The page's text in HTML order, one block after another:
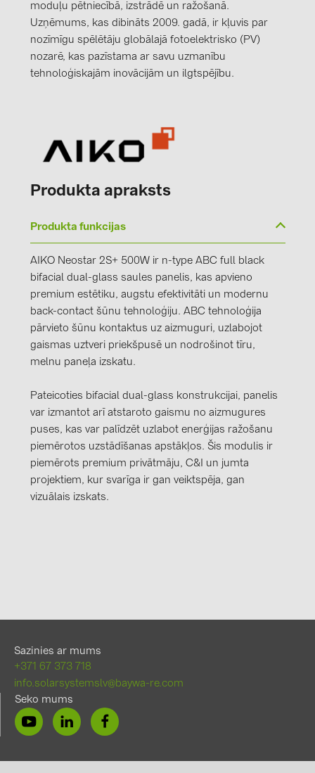
moduļu pētniecībā, izstrādē un ražošanā.
Uzņēmums, kas dibināts 2009. gadā, ir kļuvis par
nozīmīgu spēlētāju globālajā fotoelektrisko (PV)
nozarē, kas pazīstama ar savu uzmanību
tehnoloģiskajām inovācijām un ilgtspējību.
Produkta apraksts
Produkta funkcijas
AIKO Neostar 2S+ 500W ir n-type ABC full black
bifacial dual-glass saules panelis, kas apvieno
premium estētiku, augstu efektivitāti un modernu
back-contact šūnu tehnoloģiju. ABC tehnoloģija
pārvieto šūnu kontaktus uz aizmuguri, uzlabojot
gaismas uztveri priekšpusē un nodrošinot tīru,
melnu paneļa izskatu.
Pateicoties bifacial dual-glass konstrukcijai, panelis
var izmantot arī atstaroto gaismu no aizmugures
puses, kas var palīdzēt uzlabot enerģijas ražošanu
piemērotos uzstādīšanas apstākļos. Šis modulis ir
piemērots premium privātmāju, C&I un jumta
projektiem, kur svarīga ir gan veiktspēja, gan
vizuālais izskats.
Sazinies ar mums
+371 67 373 718
info.solarsystemslv@baywa-re.com
Seko mums